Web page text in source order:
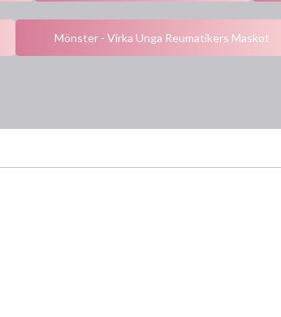
Mönster - Virka Unga Reumatikers Maskot